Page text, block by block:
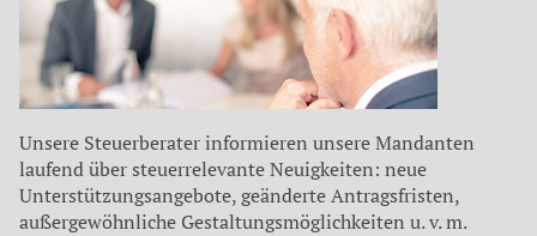
Unsere Steuerberater informieren unsere Mandanten
laufend über steuerrelevante Neuigkeiten: neue
Unterstützungsangebote, geänderte Antragsfristen,
außergewöhnliche Gestaltungsmöglichkeiten u. v. m.